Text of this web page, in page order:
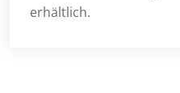
erhältlich.